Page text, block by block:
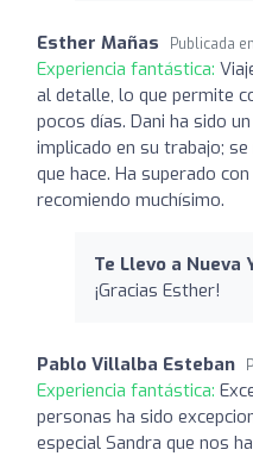
Esther Mañas Publicada en
Experiencia fantástica:
al detalle, lo que permite
pocos días. Dani ha sido
implicado en su trabajo;
que hace. Ha superado
recomiendo muchísimo.
Te Llevo a Nueva
¡Gracias Esther!
Pablo Villalba Esteban
Experiencia fantástica:
personas ha sido
especial Sandra que nos